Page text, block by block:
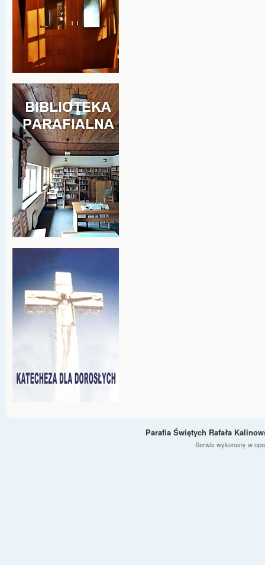
Parafia Świętych Rafała
Serwis wykonany w